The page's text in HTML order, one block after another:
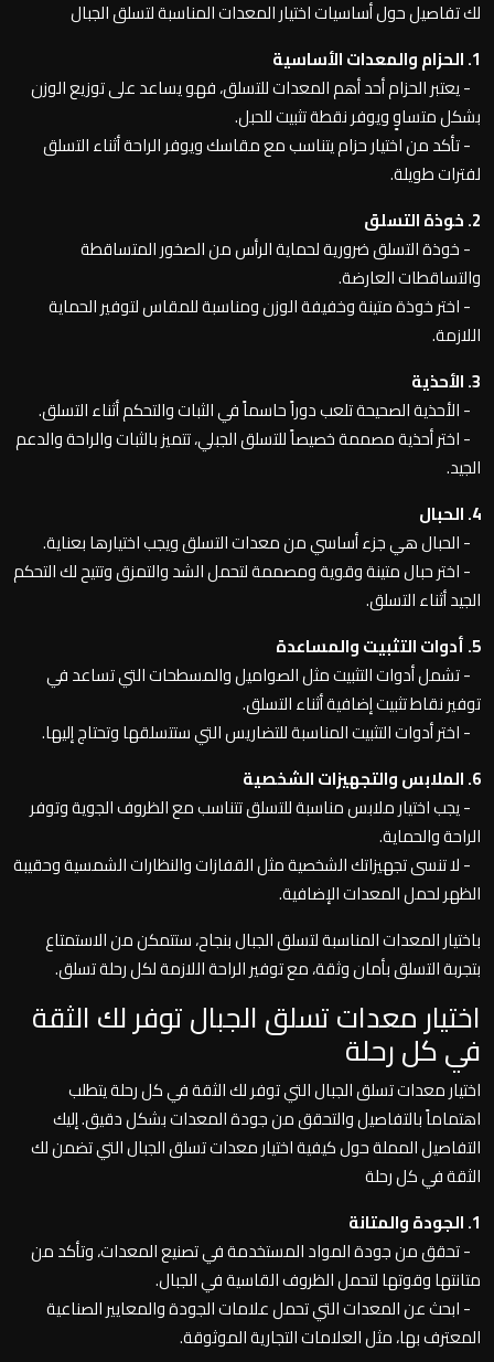
لك تفاصيل حول أساسيات اختيار المعدات المناسبة لتسلق الجبال
1. الحزام والمعدات الأساسية
- يعتبر الحزام أحد أهم المعدات للتسلق، فهو يساعد على توزيع الوزن
بشكل متساوٍ ويوفر نقطة تثبيت للحبل.
- تأكد من اختيار حزام يتناسب مع مقاسك ويوفر الراحة أثناء التسلق
لفترات طويلة.
2. خوذة التسلق
- خوذة التسلق ضرورية لحماية الرأس من الصخور المتساقطة
والتساقطات العارضة.
- اختر خوذة متينة وخفيفة الوزن ومناسبة للمقاس لتوفير الحماية
اللازمة.
3. الأحذية
- الأحذية الصحيحة تلعب دوراً حاسماً في الثبات والتحكم أثناء التسلق.
- اختر أحذية مصممة خصيصاً للتسلق الجبلي، تتميز بالثبات والراحة والدعم
الجيد.
4. الحبال
- الحبال هي جزء أساسي من معدات التسلق ويجب اختيارها بعناية.
- اختر حبال متينة وقوية ومصممة لتحمل الشد والتمزق وتتيح لك التحكم
الجيد أثناء التسلق.
5. أدوات التثبيت والمساعدة
- تشمل أدوات التثبيت مثل الصواميل والمسطحات التي تساعد في
توفير نقاط تثبيت إضافية أثناء التسلق.
- اختر أدوات التثبيت المناسبة للتضاريس التي ستتسلقها وتحتاج إليها.
6. الملابس والتجهيزات الشخصية
- يجب اختيار ملابس مناسبة للتسلق تتناسب مع الظروف الجوية وتوفر
الراحة والحماية.
- لا تنسى تجهيزاتك الشخصية مثل القفازات والنظارات الشمسية وحقيبة
الظهر لحمل المعدات الإضافية.
باختيار المعدات المناسبة لتسلق الجبال بنجاح، ستتمكن من الاستمتاع
بتجربة التسلق بأمان وثقة، مع توفير الراحة اللازمة لكل رحلة تسلق.
اختيار معدات تسلق الجبال توفر لك الثقة
في كل رحلة
اختيار معدات تسلق الجبال التي توفر لك الثقة في كل رحلة يتطلب
اهتماماً بالتفاصيل والتحقق من جودة المعدات بشكل دقيق. إليك
التفاصيل المملة حول كيفية اختيار معدات تسلق الجبال التي تضمن لك
الثقة في كل رحلة
1. الجودة والمتانة
- تحقق من جودة المواد المستخدمة في تصنيع المعدات، وتأكد من
متانتها وقوتها لتحمل الظروف القاسية في الجبال.
- ابحث عن المعدات التي تحمل علامات الجودة والمعايير الصناعية
المعترف بها، مثل العلامات التجارية الموثوقة.